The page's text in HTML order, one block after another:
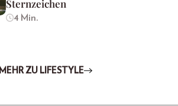
Sternzeichen
4 Min.
MEHR ZU LIFESTYLE